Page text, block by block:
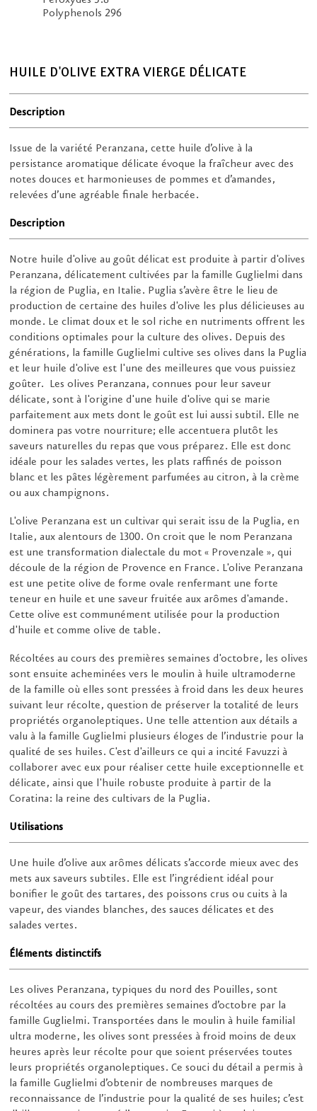
Polyphenols 296
HUILE D'OLIVE EXTRA VIERGE DÉLICATE
Description
Issue de la variété Peranzana, cette huile d’olive à la
persistance aromatique délicate évoque la fraîcheur avec des
notes douces et harmonieuses de pommes et d’amandes,
relevées d’une agréable finale herbacée.
Description
Notre huile d'olive au goût délicat est produite à partir d'olives
Peranzana, délicatement cultivées par la famille Guglielmi dans
la région de Puglia, en Italie. Puglia s’avère être le lieu de
production de certaine des huiles d'olive les plus délicieuses au
monde. Le climat doux et le sol riche en nutriments offrent les
conditions optimales pour la culture des olives. Depuis des
générations, la famille Guglielmi cultive ses olives dans la Puglia
et leur huile d'olive est l'une des meilleures que vous puissiez
goûter. Les olives Peranzana, connues pour leur saveur
délicate, sont à l'origine d'une huile d'olive qui se marie
parfaitement aux mets dont le goût est lui aussi subtil. Elle ne
dominera pas votre nourriture; elle accentuera plutôt les
saveurs naturelles du repas que vous préparez. Elle est donc
idéale pour les salades vertes, les plats raffinés de poisson
blanc et les pâtes légèrement parfumées au citron, à la crème
ou aux champignons.
L'olive Peranzana est un cultivar qui serait issu de la Puglia, en
Italie, aux alentours de 1300. On croit que le nom Peranzana
est une transformation dialectale du mot « Provenzale », qui
découle de la région de Provence en France. L'olive Peranzana
est une petite olive de forme ovale renfermant une forte
teneur en huile et une saveur fruitée aux arômes d'amande.
Cette olive est communément utilisée pour la production
d'huile et comme olive de table.
Récoltées au cours des premières semaines d'octobre, les olives
sont ensuite acheminées vers le moulin à huile ultramoderne
de la famille où elles sont pressées à froid dans les deux heures
suivant leur récolte, question de préserver la totalité de leurs
propriétés organoleptiques. Une telle attention aux détails a
valu à la famille Guglielmi plusieurs éloges de l’industrie pour la
qualité de ses huiles. C'est d'ailleurs ce qui a incité Favuzzi à
collaborer avec eux pour réaliser cette huile exceptionnelle et
délicate, ainsi que l'huile robuste produite à partir de la
Coratina: la reine des cultivars de la Puglia.
Utilisations
Une huile d’olive aux arômes délicats s’accorde mieux avec des
mets aux saveurs subtiles. Elle est l’ingrédient idéal pour
bonifier le goût des tartares, des poissons crus ou cuits à la
vapeur, des viandes blanches, des sauces délicates et des
salades vertes.
Éléments distinctifs
Les olives Peranzana, typiques du nord des Pouilles, sont
récoltées au cours des premières semaines d’octobre par la
famille Guglielmi. Transportées dans le moulin à huile familial
ultra moderne, les olives sont pressées à froid moins de deux
heures après leur récolte pour que soient préservées toutes
leurs propriétés organoleptiques. Ce souci du détail a permis à
la famille Guglielmi d’obtenir de nombreuses marques de
reconnaissance de l’industrie pour la qualité de ses huiles; c’est